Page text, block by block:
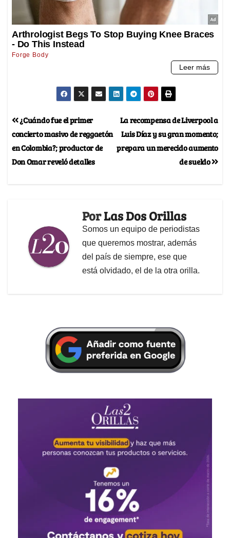
La recompensa de Liverpool a
Luis Díaz y su gran momento;
prepara un merecido aumento
¿Cuándo fue el primer
concierto masivo de reggaetón
en Colombia?; productor de
PorLas Dos Orillas
Somos un equipo de periodistas
que queremos mostrar, además
está olvidado, el de la otra orilla.